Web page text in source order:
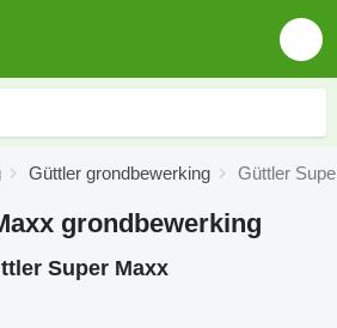
Güttler grondbewerking Güttler
grondbewerking
Super Maxx